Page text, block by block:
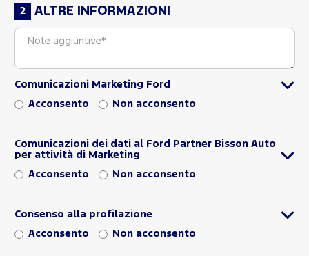
ALTRE INFORMAZIONI
Comunicazioni Marketing Ford
Acconsento Non acconsento
Comunicazioni dei dati al Ford Partner Bisson Auto
per attività di Marketing
Acconsento Non acconsento
Consenso alla profilazione
Acconsento Non acconsento